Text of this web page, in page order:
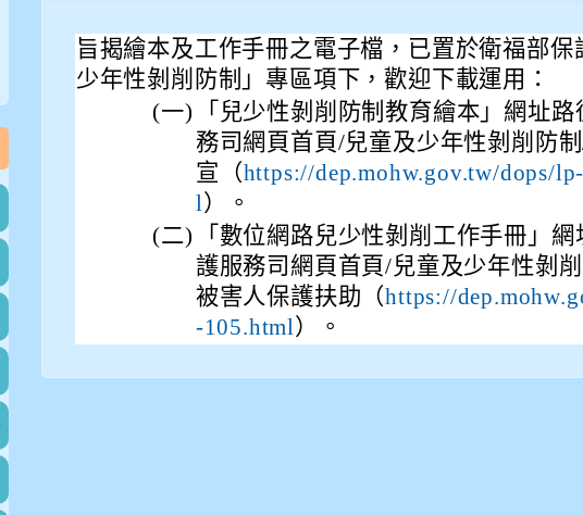
旨揭繪本及工作手冊之電子檔，已置於衛福部保
少年性剝削防制」專區項下，歡迎下載運用：
(一)
「兒少性剝削防制教育繪本」網址
務司網頁首頁/兒童及少年性剝削防
宣（https://dep.mohw.gov.tw/dops/
l ）。
(二)
「數位網路兒少性剝削工作手冊」
護服務司網頁首頁/兒童及少年性剝
被害人保護扶助（https://
-105.html ）。